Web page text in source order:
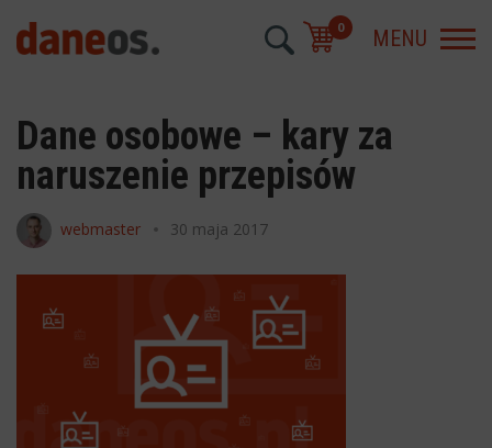
MENU
0
Dane osobowe – kary za
naruszenie przepisów
webmaster 30 maja 2017